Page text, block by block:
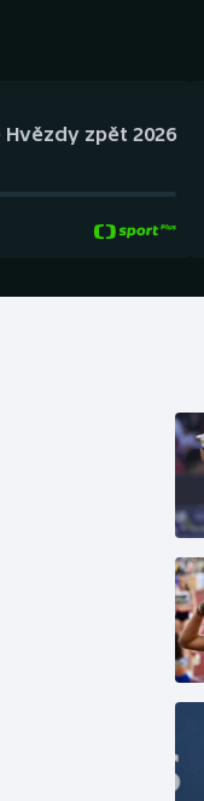
Olympijské hry
volejbal
Hvězdy zpět 2026